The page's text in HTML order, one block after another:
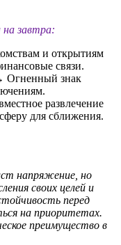
завтра:
и открытиям
связи.
Огненный знак
развлечение
для сближения.
напряжение, но
своих целей и
перед
на приоритетах.
преимущество в